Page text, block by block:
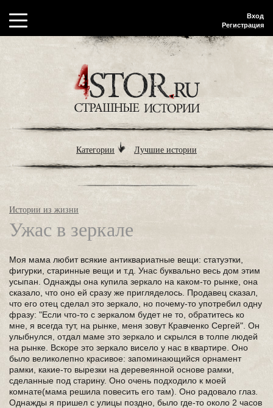
Вход
Регистрация
Категории Лучшие истории
Истории из жизни
Ужас в зеркале
Моя мама любит всякие антиквариатные вещи: статуэтки,
фигурки, старинные вещи и т.д. Унас буквально весь дом этим
усыпан. Однажды она купила зеркало на каком-то рынке, она
сказало, что оно ей сразу же пригляделось. Продавец сказал,
что его отец сделал это зеркало, но почему-то употребил одну
фразу: "Если что-то с зеркалом будет не то, обратитесь ко
мне, я всегда тут, на рынке, меня зовут Кравченко Сергей". Он
улыбнулся, отдал маме это зеркало и скрылся в толпе людей
на рынке. Вскоре это зеркало висело у нас в квартире. Оно
было великолепно красивое: запоминающийся орнамент
рамки, какие-то вырезки на деревеянной основе рамки,
сделанные под старину. Оно очень подходило к моей
комнате(мама решила повесить его там). Оно радовало глаз.
Однажды я пришел с улицы поздно, было где-то около 2 часов